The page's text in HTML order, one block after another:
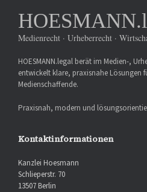
Medienrecht · Urheberrecht ·
HOESMANN.legal berät im Medien-,
entwickelt klare, praxisnahe Lösungen
Medienschaffende.
Praxisnah, modern und
Kontaktinformationen
Kanzlei Hoesmann
Schlieperstr. 70
13507 Berlin